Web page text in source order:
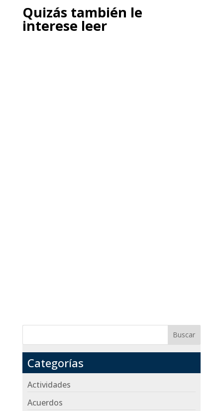
Quizás también le
interese leer
Buscar
Categorías
Actividades
Acuerdos